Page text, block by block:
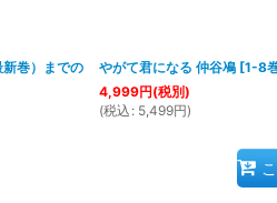
巻）までの
やがて君になる 仲谷鳰 [1-8
4,999円(税別)
(税込 : 5,499円)